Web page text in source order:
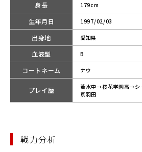
身長 179cm
生年月日 1997/02/03
出身地 愛知県
血液型 B
コートネーム ナウ
プレイ歴
若水中→桜花学園高→
京羽田
戦力分析